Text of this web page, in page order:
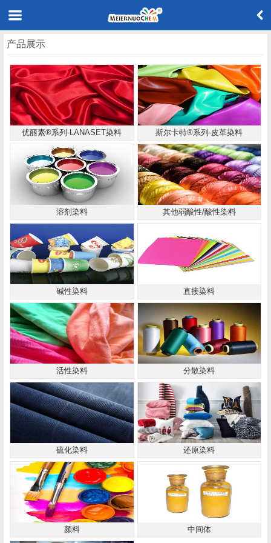
产品展示
优丽素®系列-LANASET染料 斯尔卡特®系列-皮革染料
溶剂染料 其他弱酸性/酸性染料
碱性染料 直接染料
活性染料 分散染料
硫化染料 还原染料
颜料 中间体